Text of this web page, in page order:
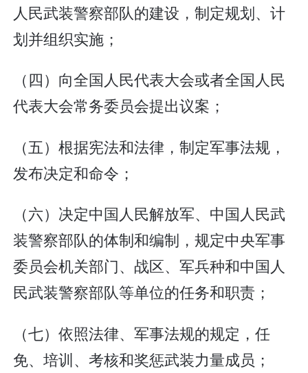
人民武装警察部队的建设，制定规划、计
划并组织实施；
（四）向全国人民代表大会或者全国人民
代表大会常务委员会提出议案；
（五）根据宪法和法律，制定军事法规，
发布决定和命令；
（六）决定中国人民解放军、中国人民武
装警察部队的体制和编制，规定中央军事
委员会机关部门、战区、军兵种和中国人
民武装警察部队等单位的任务和职责；
（七）依照法律、军事法规的规定，任
免、培训、考核和奖惩武装力量成员；